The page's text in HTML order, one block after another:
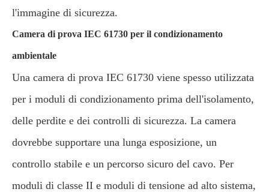
l'immagine di sicurezza.
Camera di prova IEC 61730 per il condizionamento
ambientale
Una camera di prova IEC 61730 viene spesso utilizzata
per i moduli di condizionamento prima dell'isolamento,
delle perdite e dei controlli di sicurezza. La camera
dovrebbe supportare una lunga esposizione, un
controllo stabile e un percorso sicuro del cavo. Per
moduli di classe II e moduli di tensione ad alto sistema,